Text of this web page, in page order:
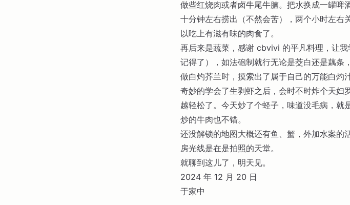
做些红烧肉或者卤牛尾牛腩。把水换成一罐啤
十分钟左右捞出（不然会苦），两个小时左右
以吃上有滋有味的肉食了。
再后来是蔬菜，感谢 cbvivi 的平凡料理，让
记得了），如法砲制就行无论是茭白还是藕条
做白灼芥兰时，摸索出了属于自己的万能白灼
奇妙的学会了生剥虾之后，会时不时炸个天妇
越轻松了。今天炒了个蛏子，味道没毛病，就
炒的牛肉也不错。
还没解锁的地图大概还有鱼、蟹，外加水案的
房光线是在是拍照的天堂。
就聊到这儿了，明天见。
2024 年 12 月 20 日
于家中